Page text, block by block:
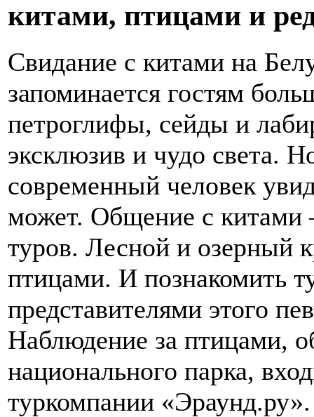
китами, птицами и
Свидание с китами на
запоминается гостям
петроглифы, сейды и
эксклюзив и чудо света.
современный человек
может. Общение с китами
туров. Лесной и озерный
птицами. И познакомить
представителями этого
Наблюдение за птицами,
национального парка,
туркомпании «Эраунд.ру».